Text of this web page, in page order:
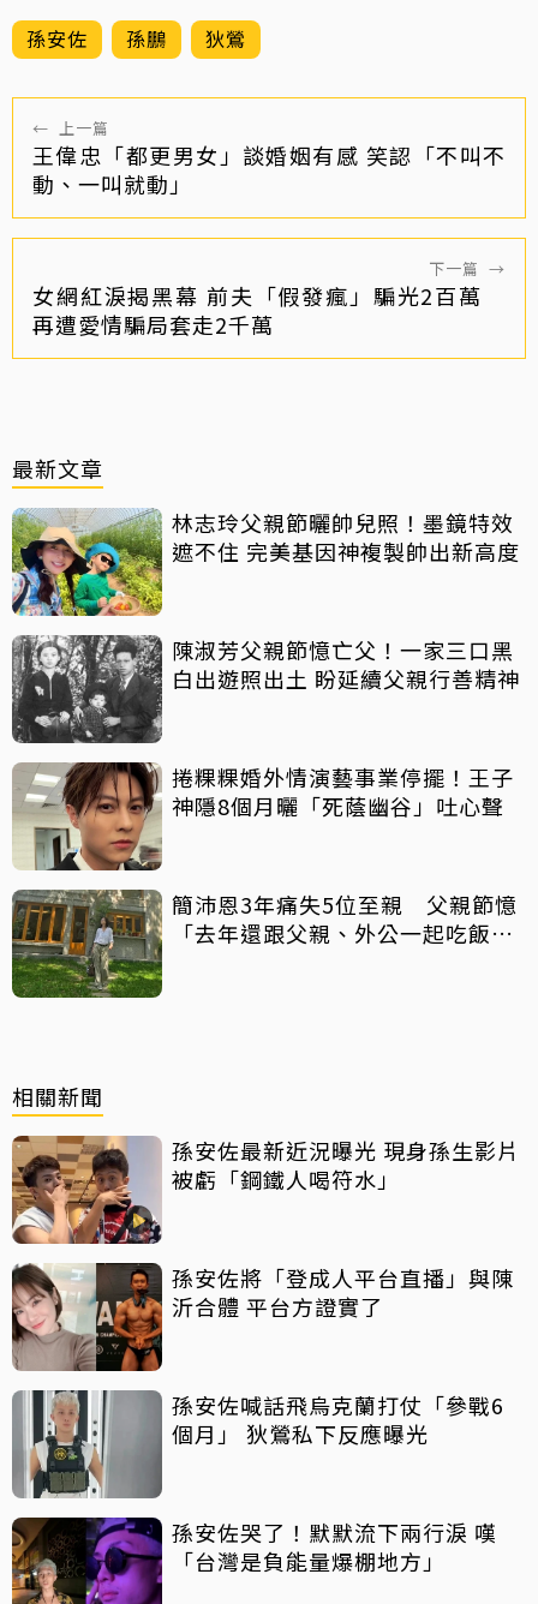
孫安佐 孫鵬 狄鶯
← 上一篇
王偉忠「都更男女」談婚姻有感 笑認「不叫不
動、一叫就動」
下一篇 →
女網紅淚揭黑幕 前夫「假發瘋」騙光2百萬
再遭愛情騙局套走2千萬
最新文章
林志玲父親節曬帥兒照！墨鏡特效
遮不住 完美基因神複製帥出新高度
陳淑芳父親節憶亡父！一家三口黑
白出遊照出土 盼延續父親行善精神
捲粿粿婚外情演藝事業停擺！王子
神隱8個月曬「死蔭幽谷」吐心聲
簡沛恩3年痛失5位至親 父親節憶
「去年還跟父親、外公一起吃飯聊
相關新聞
孫安佐最新近況曝光 現身孫生影片
被虧「鋼鐵人喝符水」
孫安佐將「登成人平台直播」與陳
沂合體 平台方證實了
孫安佐喊話飛烏克蘭打仗「參戰6
個月」 狄鶯私下反應曝光
孫安佐哭了！默默流下兩行淚 嘆
「台灣是負能量爆棚地方」